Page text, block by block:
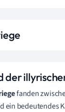
der
fanden
ein bedeutendes